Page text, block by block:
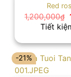
Red
1,200,000₫
Tiết
-21%